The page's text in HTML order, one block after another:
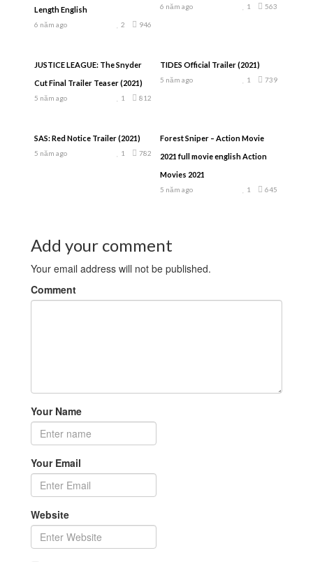
Length English
6 năm ago 946
2
6 năm ago 563
1
JUSTICE LEAGUE: The Snyder
Cut Final Trailer Teaser (2021)
5 năm ago 812
1
TIDES Official Trailer (2021)
5 năm ago 739
1
SAS: Red Notice Trailer (2021)
5 năm ago 782
1
Forest Sniper – Action Movie
2021 full movie english Action
Movies 2021
5 năm ago 645
1
Add your comment
Your email address will not be published.
Comment
Your Name
Your Email
Website